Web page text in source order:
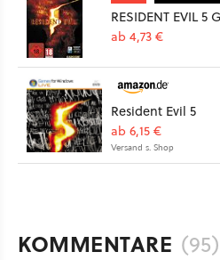
RESIDENT EVIL 5
ab 4,73 €
Resident Evil 5
ab 6,15 €
Versand s. Shop
KOMMENTARE (95)